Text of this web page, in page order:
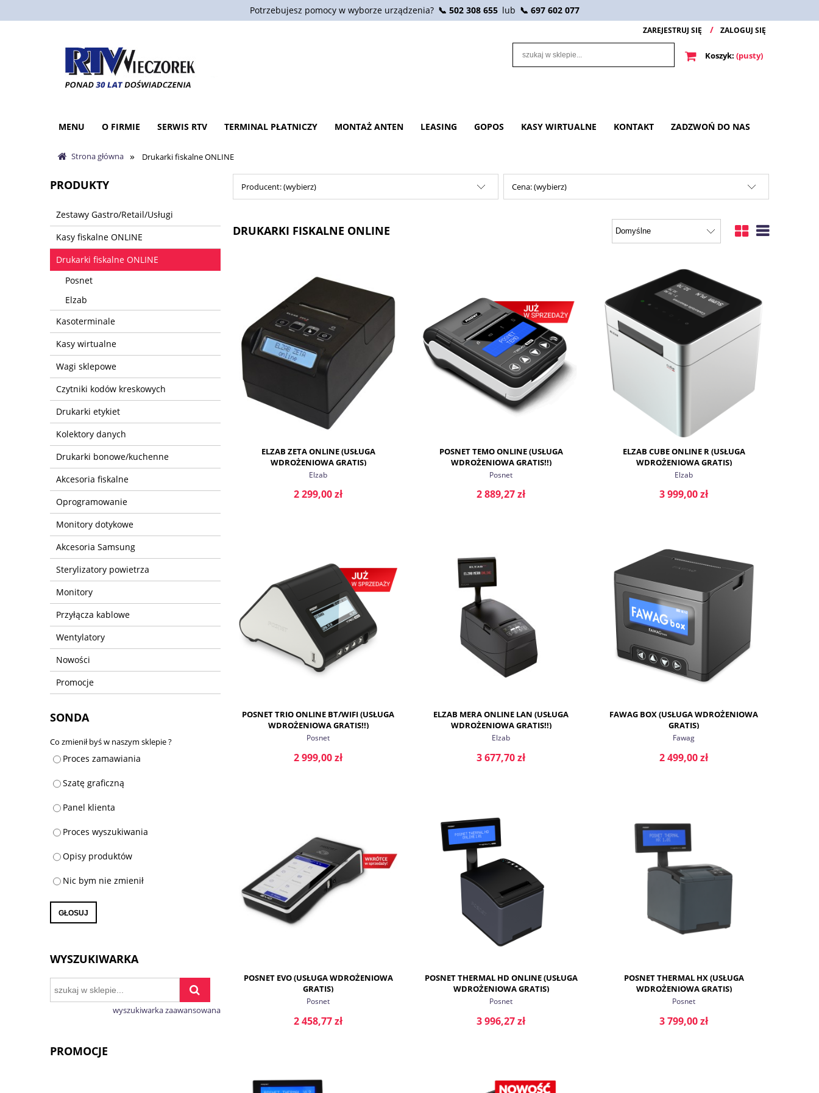
Potrzebujesz pomocy w wyborze urządzenia? 📞 502 308 655 lub 📞 697 602 077
ZAREJESTRUJ SIĘ ZALOGUJ SIĘ
Koszyk: (pusty)
MENU O FIRMIE SERWIS RTV TERMINAL PŁATNICZY MONTAŻ ANTEN LEASING GOPOS KASY WIRTUALNE KONTAKT ZADZWOŃ DO NAS
Strona główna » Drukarki fiskalne ONLINE
PRODUKTY
Zestawy Gastro/Retail/Usługi
Kasy fiskalne ONLINE
Drukarki fiskalne ONLINE
Posnet
Elzab
Kasoterminale
Kasy wirtualne
Wagi sklepowe
Czytniki kodów kreskowych
Drukarki etykiet
Kolektory danych
Drukarki bonowe/kuchenne
Akcesoria fiskalne
Oprogramowanie
Monitory dotykowe
Akcesoria Samsung
Sterylizatory powietrza
Monitory
Przyłącza kablowe
Wentylatory
Nowości
Promocje
SONDA
Co zmienił byś w naszym sklepie ?
Proces zamawiania
Szatę graficzną
Panel klienta
Proces wyszukiwania
Opisy produktów
Nic bym nie zmienił
GŁOSUJ
WYSZUKIWARKA
wyszukiwarka zaawansowana
PROMOCJE
Producent: (wybierz) Cena: (wybierz)
DRUKARKI FISKALNE ONLINE
ELZAB ZETA ONLINE (USŁUGA
WDROŻENIOWA GRATIS)
Elzab
2 299,00 zł
DO KOSZYKA
POSNET TEMO ONLINE (USŁUGA
WDROŻENIOWA GRATIS!!)
Posnet
2 889,27 zł
DO KOSZYKA
ELZAB CUBE ONLINE R (USŁUGA
WDROŻENIOWA GRATIS)
Elzab
3 999,00 zł
DO KOSZYKA
POSNET TRIO ONLINE BT/WIFI (USŁUGA
WDROŻENIOWA GRATIS!!)
Posnet
2 999,00 zł
ELZAB MERA ONLINE LAN (USŁUGA
WDROŻENIOWA GRATIS!!)
Elzab
3 677,70 zł
DO KOSZYKA
FAWAG BOX (USŁUGA WDROŻENIOWA
GRATIS)
Fawag
2 499,00 zł
DO KOSZYKA
POSNET EVO (USŁUGA WDROŻENIOWA
GRATIS)
Posnet
2 458,77 zł
DO KOSZYKA
POSNET THERMAL HD ONLINE (USŁUGA
WDROŻENIOWA GRATIS)
Posnet
3 996,27 zł
DO KOSZYKA
POSNET THERMAL HX (USŁUGA
WDROŻENIOWA GRATIS)
Posnet
3 799,00 zł